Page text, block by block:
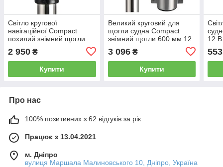
Світло кругової
навігаційної Compact
похилий знімний щогли
1000 мм 12 В 5 Вт пластик
чорний Osculati
2 950 ₴
Купити
Великий круговий для
щогли судна Compact
знімний щогли 600 мм 12
Osculati
3 096₴
Купити
12 В
553
Про нас
100% позитивних з 62 відгуків за рік
Працює з 13.04.2021
м. Дніпро
вулиця Маршала Малиновського 10, Дніпро, Україна